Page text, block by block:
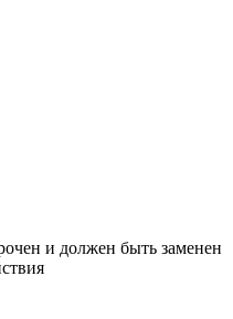
и должен быть заменен